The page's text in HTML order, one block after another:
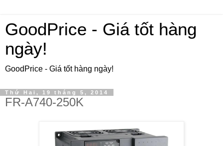
GoodPrice - Giá tốt hàng
ngày!
GoodPrice - Giá tốt hàng ngày!
Thứ Hai, 19 tháng 5, 2014
FR-A740-250K